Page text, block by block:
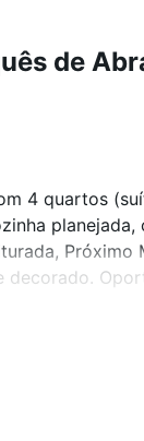
de
4 quartos
planejada,
Próximo
decorado.
amplo
da praia.